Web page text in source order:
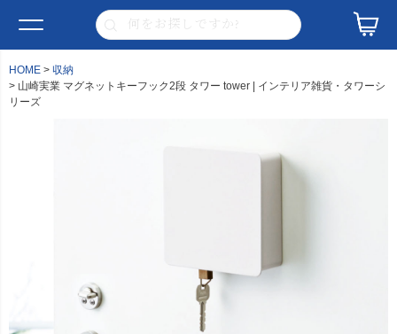
HOME
収納
山崎実業 マグネットキーフック2段 タワー tower | インテリア雑貨・タワーシ
リーズ